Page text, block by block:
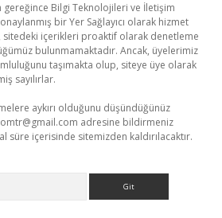
gereğince Bilgi Teknolojileri ve İletişim
bir Yer Sağlayıcı olarak hizmet
içerikleri proaktif olarak denetleme
bulunmamaktadır. Ancak, üyelerimiz
taşımakta olup, siteye üye olarak
sayılırlar.
aykırı olduğunu düşündüğünüz
adresine bildirmeniz
süre içerisinde sitemizden kaldırılacaktır.